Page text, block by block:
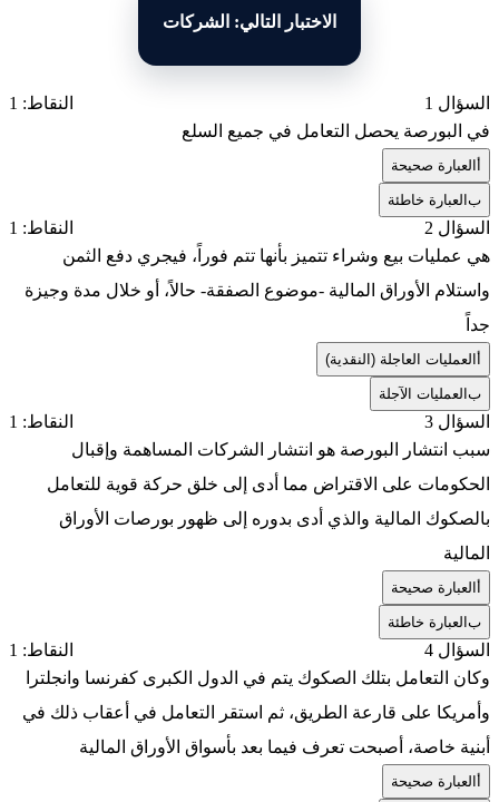
الاختبار التالي: الشركات
السؤال 1
النقاط: 1
في البورصة يحصل التعامل في جميع السلع
العبارة صحيحة
بالعبارة خاطئة
السؤال 2
النقاط: 1
هي عمليات بيع وشراء تتميز بأنها تتم فوراً، فيجري دفع الثمن
واستلام الأوراق المالية -موضوع الصفقة- حالاً، أو خلال مدة وجيزة
جداً
العمليات العاجلة (النقدية)
بالعمليات الآجلة
السؤال 3
النقاط: 1
سبب انتشار البورصة هو انتشار الشركات المساهمة وإقبال
الحكومات على الاقتراض مما أدى إلى خلق حركة قوية للتعامل
بالصكوك المالية والذي أدى بدوره إلى ظهور بورصات الأوراق
المالية
العبارة صحيحة
بالعبارة خاطئة
السؤال 4
النقاط: 1
وكان التعامل بتلك الصكوك يتم في الدول الكبرى كفرنسا وانجلترا
وأمريكا على قارعة الطريق، ثم استقر التعامل في أعقاب ذلك في
أبنية خاصة، أصبحت تعرف فيما بعد بأسواق الأوراق المالية
العبارة صحيحة